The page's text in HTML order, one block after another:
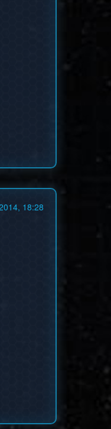
18:28